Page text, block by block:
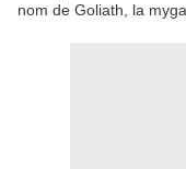
nom de Goliath, la